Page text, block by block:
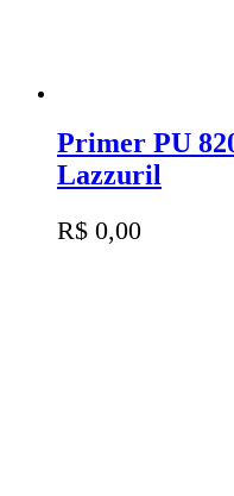
Primer PU
Lazzuril
R$ 0,00